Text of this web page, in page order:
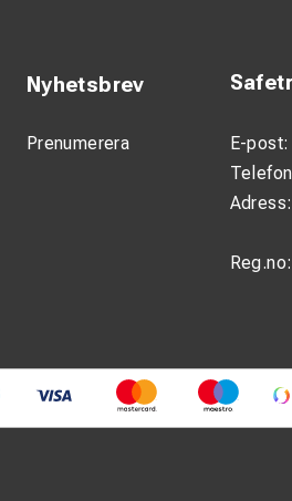
Nyhetsbrev
Prenumerera E-post:
Adress:
Reg.no: